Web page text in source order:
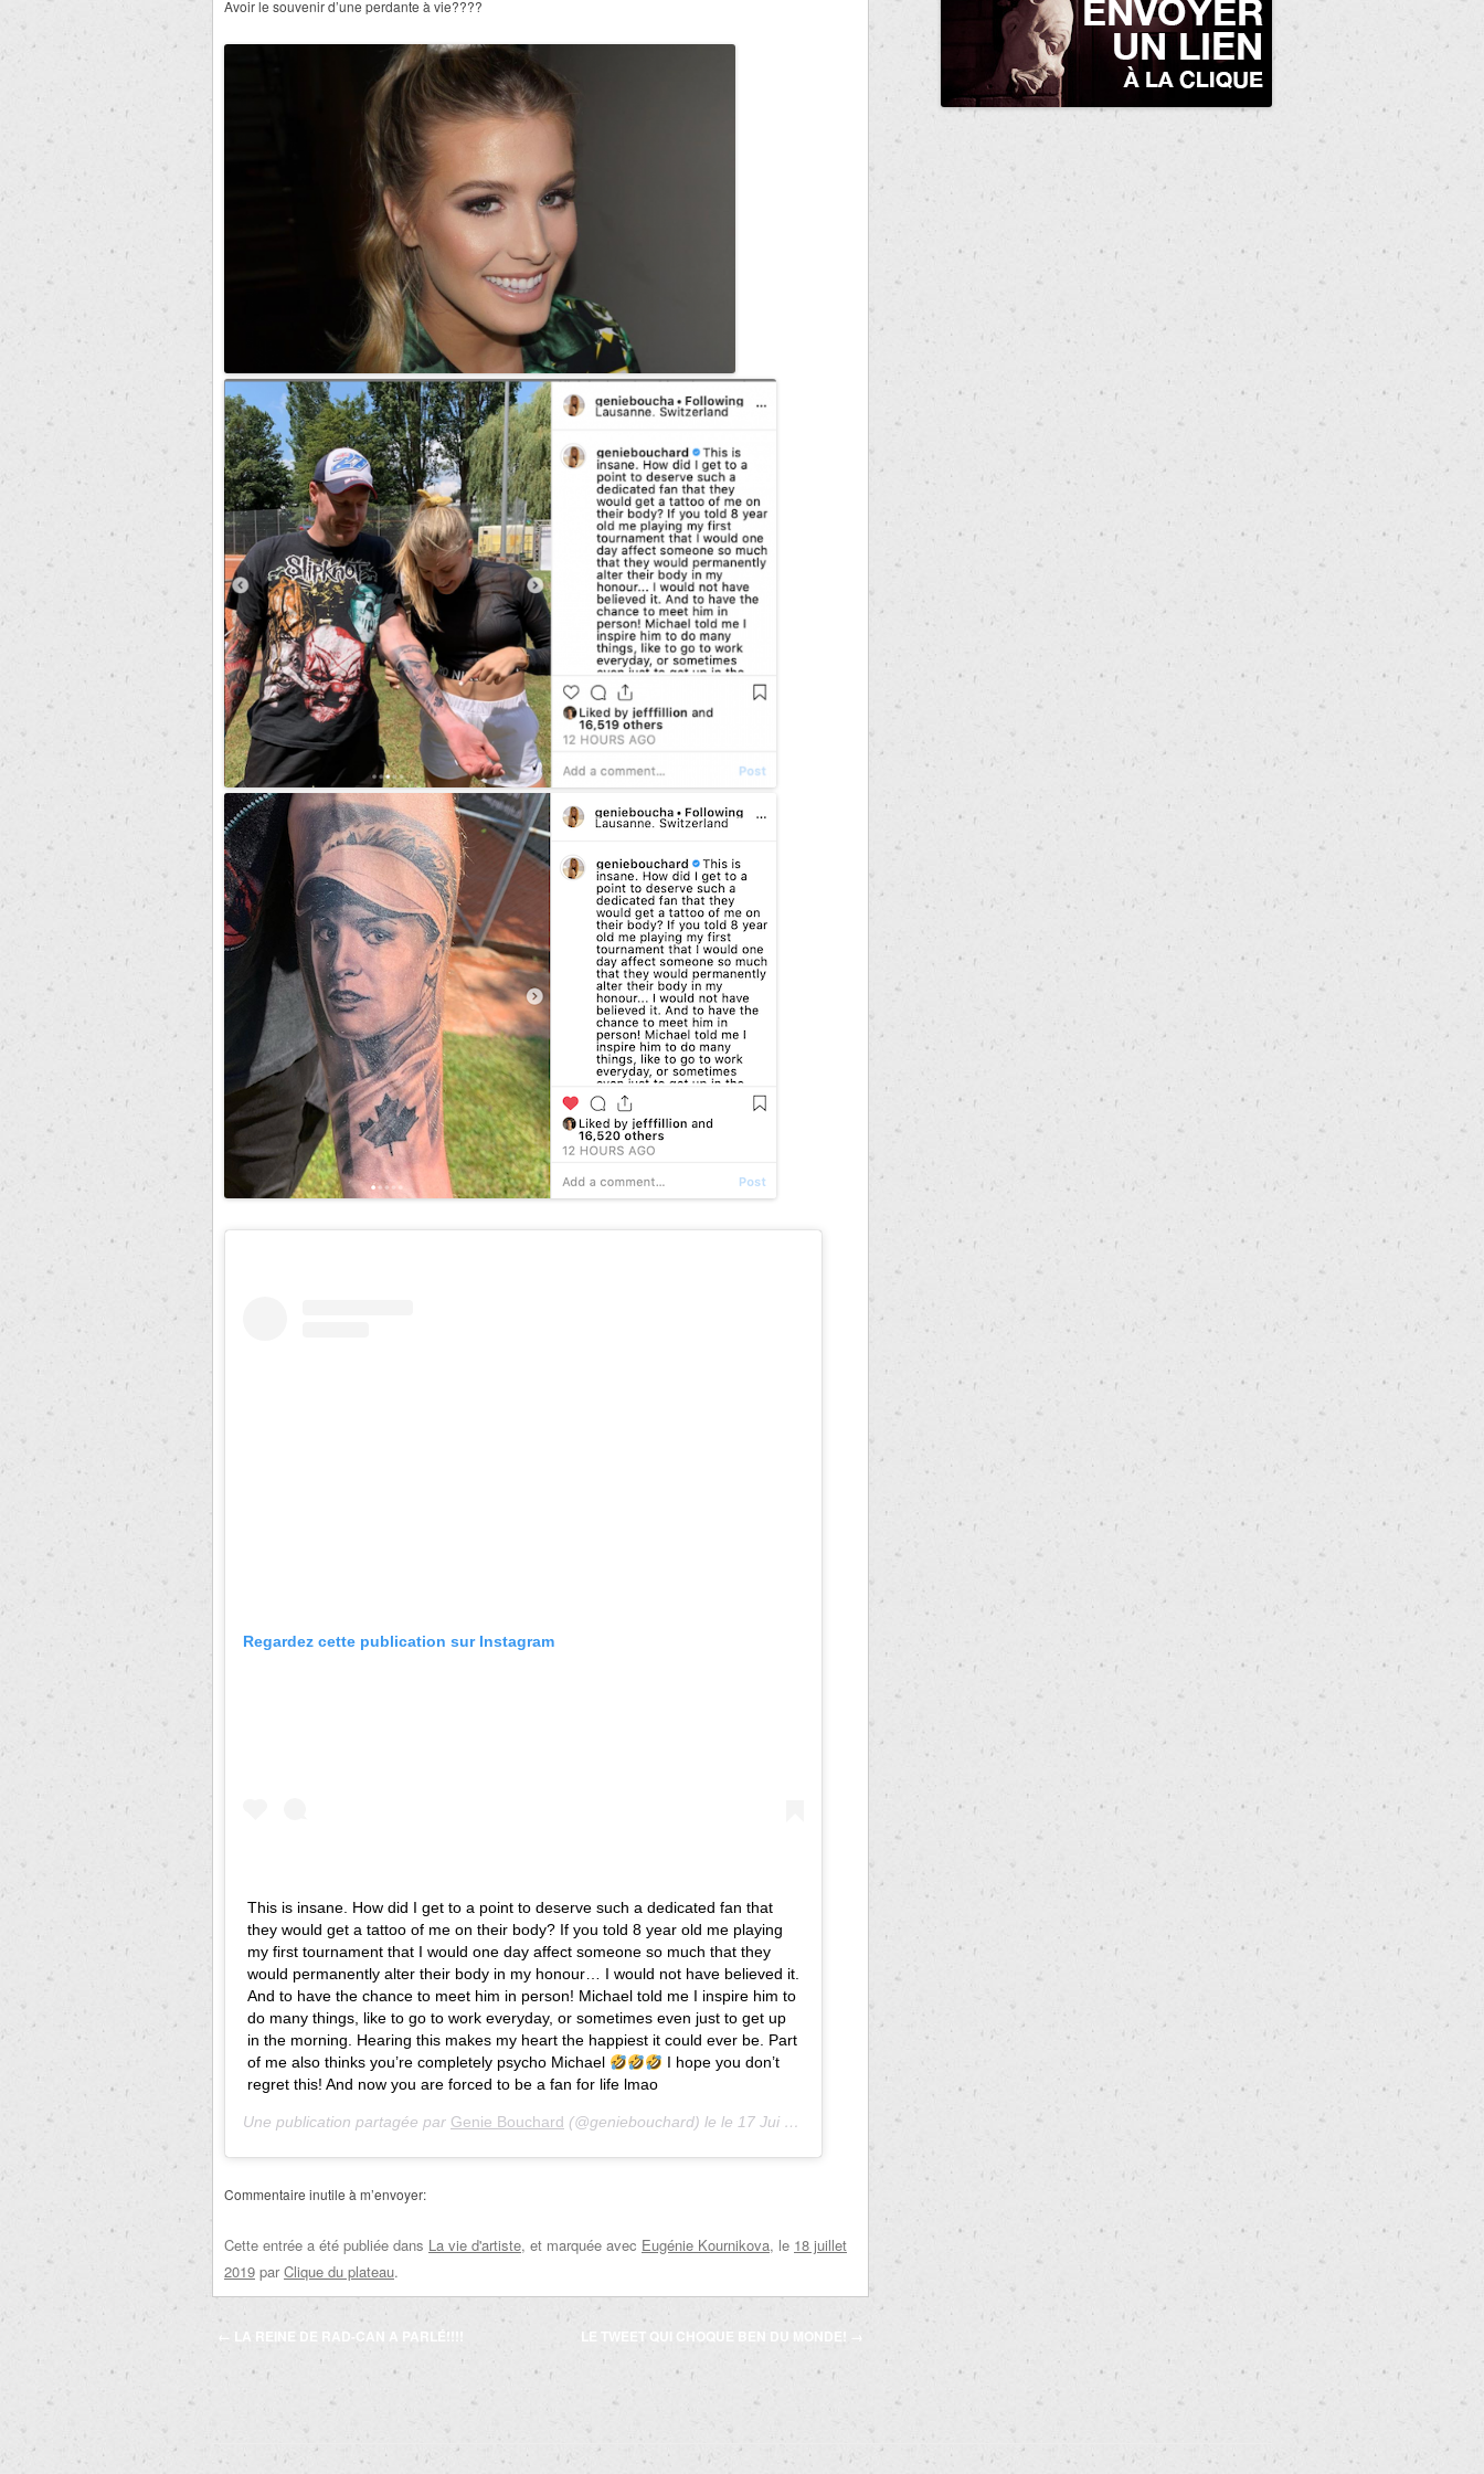
Avoir le souvenir d’une perdante à vie????
Regardez cette publication sur Instagram
This is insane. How did I get to a point to deserve such a dedicated fan that
they would get a tattoo of me on their body? If you told 8 year old me playing
my first tournament that I would one day affect someone so much that they
would permanently alter their body in my honour… I would not have believed it.
And to have the chance to meet him in person! Michael told me I inspire him to
do many things, like to go to work everyday, or sometimes even just to get up
in the morning. Hearing this makes my heart the happiest it could ever be. Part
of me also thinks you’re completely psycho Michael
I hope you don’t
regret this! And now you are forced to be a fan for life lmao
Une publication partagée par Genie Bouchard (@geniebouchard) le le 17 Jui 2019 à 3 h 03 m PDT
Commentaire inutile à m’envoyer:
Cette entrée a été publiée dans La vie d'artiste, et marquée avec Eugénie Kournikova, le 18 juillet
2019 par Clique du plateau.
Navigation
← LA REINE DE RAD-CAN A PARLÉ!!!! LE TWEET QUI CHOQUE BEN DU MONDE! →